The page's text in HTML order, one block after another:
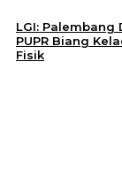
LGI: Palembang
PUPR Biang
Fisik